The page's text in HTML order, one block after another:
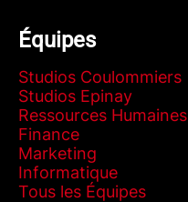
Équipes
Studios Coulommiers
Studios Epinay
Ressources Humaines
Finance
Marketing
Informatique
Tous les Équipes